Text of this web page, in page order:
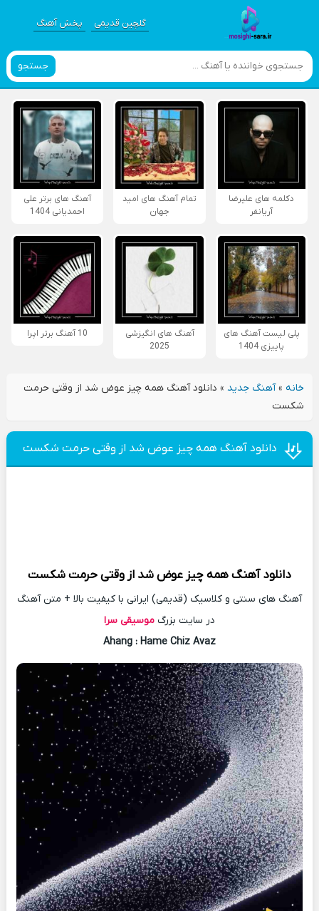
گلچین قدیمی پخش آهنگ
جستجو
دکلمه های علیرضا
آریانفر
تمام آهنگ های امید
جهان
آهنگ های برتر علی
احمدیانی 1404
پلی لیست آهنگ های
پاییزی 1404
آهنگ های انگیزشی
2025
10 آهنگ برتر اپرا
خانه»آهنگ جدید » دانلود آهنگ همه چیز عوض شد از وقتی حرمت
شکست
دانلود آهنگ همه چیز عوض شد از وقتی حرمت شکست
دانلود آهنگهمه چیز عوض شد از وقتی حرمت شکست
آهنگ های سنتی و کلاسیک (قدیمی) ایرانی با کیفیت بالا + متن آهنگ
در سایت بزرگ موسیقی سرا
Ahang : Hame Chiz Avaz